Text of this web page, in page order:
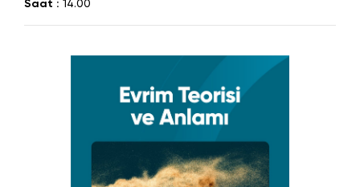
Saat : 14.00